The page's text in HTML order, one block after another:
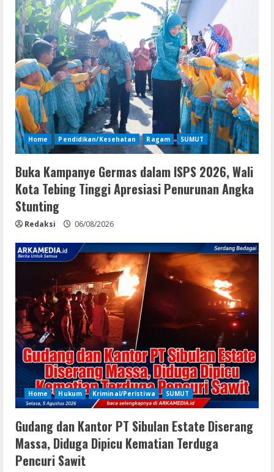
Home Pendidikan/Kesehatan Ragam SUMUT
Buka Kampanye Germas dalam ISPS 2026, Wali
Kota Tebing Tinggi Apresiasi Penurunan Angka
Stunting
Redaksi 06/08/2026
Home Hukum Kriminal/Peristiwa SUMUT
Gudang dan Kantor PT Sibulan Estate Diserang
Massa, Diduga Dipicu Kematian Terduga
Pencuri Sawit